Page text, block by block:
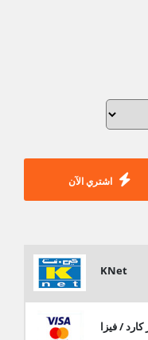
اشتري الآن
KNet
/ فيزا